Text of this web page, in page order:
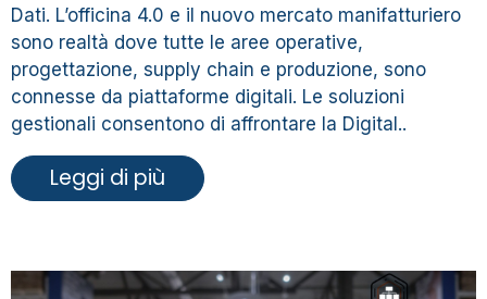
Dati. L’officina 4.0 e il nuovo mercato manifatturiero
sono realtà dove tutte le aree operative,
progettazione, supply chain e produzione, sono
connesse da piattaforme digitali. Le soluzioni
gestionali consentono di affrontare la Digital..
Leggi di più